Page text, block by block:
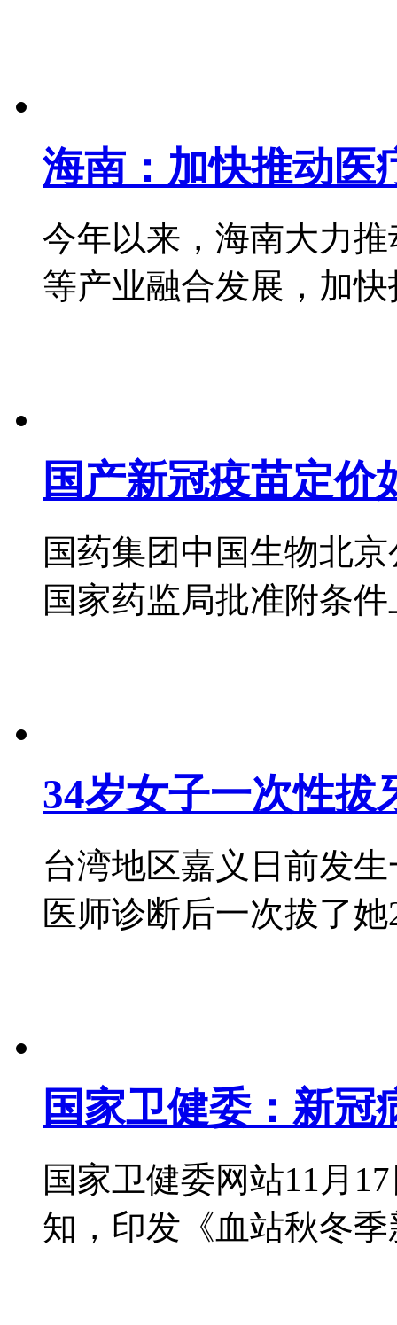
海南：加快推动医
今年以来，海南大力
等产业融合发展，加快
国产新冠疫苗定价
国药集团中国生物北
国家药监局批准附条
34岁女子一次性拔
台湾地区嘉义日前发
医师诊断后一次拔了她
国家卫健委：新冠
国家卫健委网站11月
知，印发《血站秋冬